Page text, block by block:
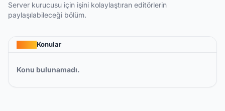
Server kurucusu için işini kolaylaştıran editörlerin
paylaşılabileceği bölüm.
Konular
Konu bulunamadı.